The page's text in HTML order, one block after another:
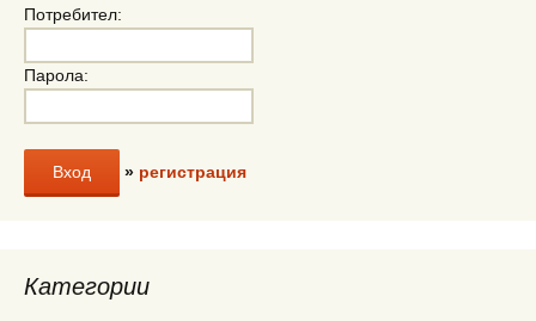
Потребител:
Парола:
» регистрация
Категории